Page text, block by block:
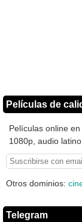
Películas de
Películas online
1080p, audio
Otros dominios:
Telegram